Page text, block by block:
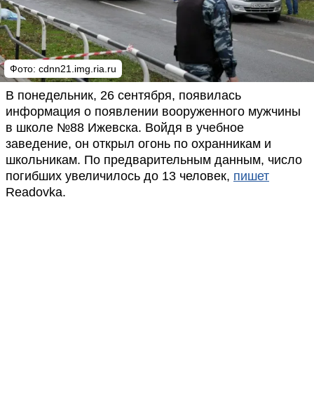
Фото: cdnn21.img.ria.ru
В понедельник, 26 сентября, появилась
информация о появлении вооруженного мужчины
в школе №88 Ижевска. Войдя в учебное
заведение, он открыл огонь по охранникам и
школьникам. По предварительным данным, число
погибших увеличилось до 13 человек, пишет
Readovka.